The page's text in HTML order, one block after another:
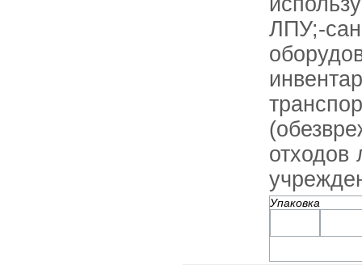
ЛПУ;-
отходов
Упаковка